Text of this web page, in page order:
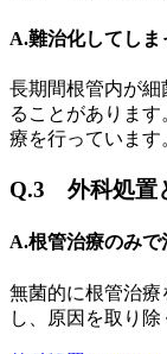
A.難治化してしま
長期間根管内が
ることがありま
療を行っています
Q.3 外科処置
A.根管治療のみで
無菌的に根管治
し、原因を取り除